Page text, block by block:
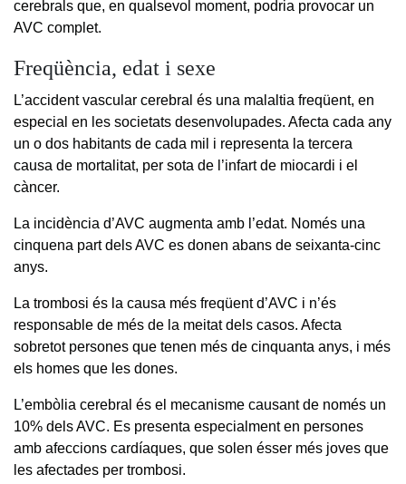
cerebrals que, en qualsevol moment, podria provocar un
AVC complet.
Freqüència, edat i sexe
L’accident vascular cerebral és una malaltia freqüent, en
especial en les societats desenvolupades. Afecta cada any
un o dos habitants de cada mil i representa la tercera
causa de mortalitat, per sota de l’infart de miocardi i el
càncer.
La incidència d’AVC augmenta amb l’edat. Només una
cinquena part dels AVC es donen abans de seixanta-cinc
anys.
La trombosi és la causa més freqüent d’AVC i n’és
responsable de més de la meitat dels casos. Afecta
sobretot persones que tenen més de cinquanta anys, i més
els homes que les dones.
L’embòlia cerebral és el mecanisme causant de només un
10% dels AVC. Es presenta especialment en persones
amb afeccions cardíaques, que solen ésser més joves que
les afectades per trombosi.